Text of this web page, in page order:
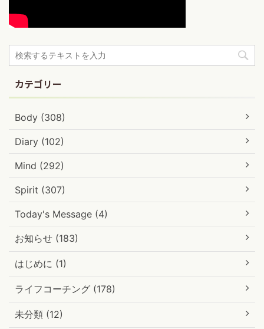
カテゴリー
Body (308)
Diary (102)
Mind (292)
Spirit (307)
Today's Message (4)
お知らせ (183)
はじめに (1)
ライフコーチング (178)
未分類 (12)